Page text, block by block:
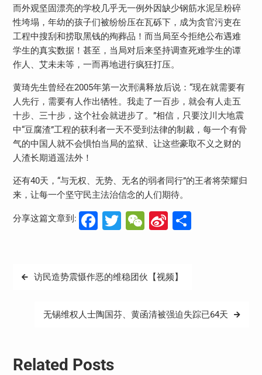
而外观坚固漂亮的学校几乎无一例外因缺少钢筋水泥呈粉碎
性垮塌，年幼的孩子们被纷纷压在瓦砾下，成为贪官污吏在
工程中搜刮和捞取黑钱的殉葬品！而当局至今拒绝公布遇难
学生的真实数据！甚至，当局对后来坚持调查死难学生的谭
作人、艾未未等，一而再地进行疯狂打压。
黄琦先生曾经在2005年第一次刑满释放后说：“现在就需要有
人先行，需要有人作出牺牲。我走了一百步，就会有人走五
十步、三十步，这个社会就进步了。”相信，只要汶川大地震
中“豆腐渣”工程的获利者一天不受到法律的制裁，每一个有骨
气的中国人就不会惧怕当局的监狱、让这些豪取不义之财的
人渣长期逍遥法外！
还有40天，“与无权、无势、无名的弱者同行”的王者将荣耀归
来，让每一个坚守民主法治信念的人们期待。
分享这篇文章到: Facebook
Twitter
WeChat
Sina分
文
访民造势震慑作恶的维稳团伙【视频】
无锡维权人士陶国芬、黄函清被强迫失踪已64天
Related Posts